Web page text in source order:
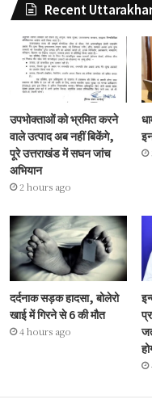
Recent
उपभोक्ताओं को भ्रमित करने
वाले उत्पाद अब नहीं बिकेंगे,
पूरे उत्तराखंड में सघन जांच
अभियान
2 hours ago
दर्दनाक सड़क हादसा, बोलेरो
खाई में गिरने से 6 की मौत
4 hours ago